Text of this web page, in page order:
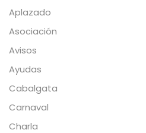
Aplazado
Asociación
Avisos
Ayudas
Cabalgata
Carnaval
Charla